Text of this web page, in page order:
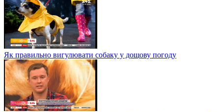
Як правильно вигулювати собаку у дощову погоду